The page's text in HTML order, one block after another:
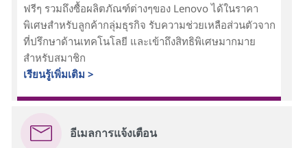
ฟรีๆ รวมถึงซื้อผลิตภัณฑ์ต่างๆของ Lenovo ได้ในราคา
พิเศษสำหรับลูกค้ากลุ่มธุรกิจ รับความช่วยเหลือส่วนตัวจาก
ที่ปรึกษาด้านเทคโนโลยี และเข้าถึงสิทธิพิเศษมากมาย
สำหรับสมาชิก
เรียนรู้เพิ่มเติม >
อีเมลการแจ้งเตือน